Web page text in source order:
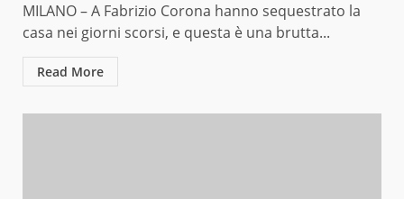
MILANO – A Fabrizio Corona hanno sequestrato la
casa nei giorni scorsi, e questa è una brutta...
Read More